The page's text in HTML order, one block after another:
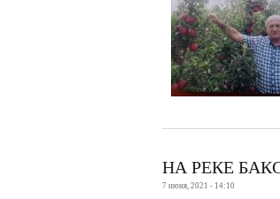
НА РЕКЕ
7 июня, 2021 - 14:10